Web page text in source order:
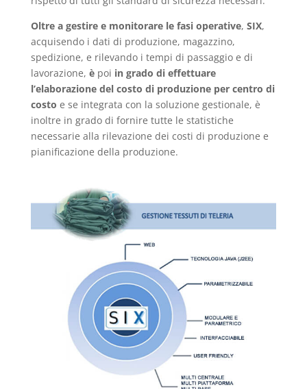
Oltre a gestire e monitorare le fasi operative, SIX,
acquisendo i dati di produzione, magazzino,
spedizione, e rilevando i tempi di passaggio e di
lavorazione, èpoi in grado di effettuare
l’elaborazione del costo di produzione per centro di
costo e se integrata con la soluzione gestionale, è
inoltre in grado di fornire tutte le statistiche
necessarie alla rilevazione dei costi di produzione e
pianificazione della produzione.